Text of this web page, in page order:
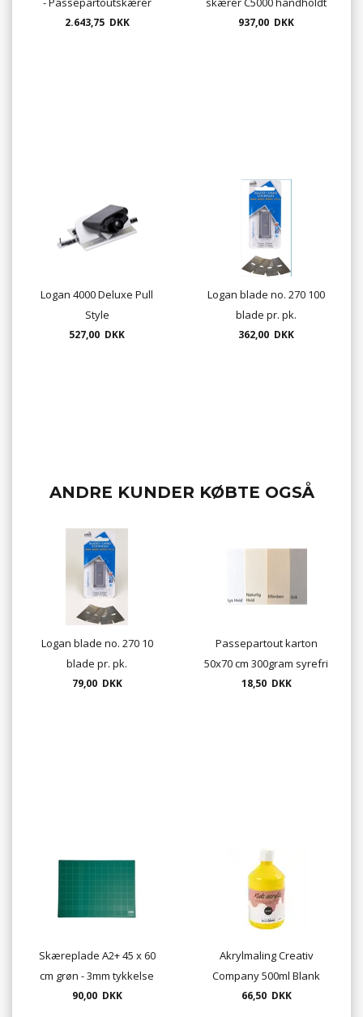
2.643,75 DKK
kan skære op til 3mm
937,00 DKK
Logan 4000 Deluxe Pull
Style
passepartoutskærer
527,00 DKK
Logan blade no. 270 100
blade pr. pk.
362,00 DKK
ANDRE KUNDER KØBTE OGSÅ
Logan blade no. 270 10
blade pr. pk.
79,00 DKK
Passepartout karton
50x70 cm 300gram syrefri
Hahnemühle
18,50 DKK
Skæreplade A2+ 45 x 60
cm grøn - 3mm tykkelse
90,00 DKK
Akrylmaling Creativ
Company 500ml Blank
vandbaseret 15 farver -
66,50 DKK